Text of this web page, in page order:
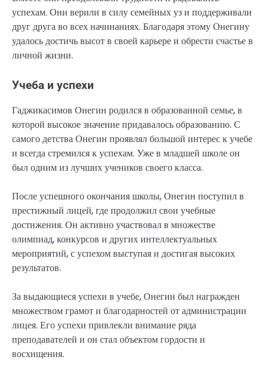
успехам. Они верили в силу семейных уз и поддерживали
друг друга во всех начинаниях. Благодаря этому Онегину
удалось достичь высот в своей карьере и обрести счастье в
личной жизни.
Учеба и успехи
Гаджикасимов Онегин родился в образованной семье, в
которой высокое значение придавалось образованию. С
самого детства Онегин проявлял большой интерес к учебе
и всегда стремился к успехам. Уже в младшей школе он
был одним из лучших учеников своего класса.
После успешного окончания школы, Онегин поступил в
престижный лицей, где продолжил свои учебные
достижения. Он активно участвовал в множестве
олимпиад, конкурсов и других интеллектуальных
мероприятий, с успехом выступая и достигая высоких
результатов.
За выдающиеся успехи в учебе, Онегин был награжден
множеством грамот и благодарностей от администрации
лицея. Его успехи привлекли внимание ряда
преподавателей и он стал объектом гордости и
восхищения.